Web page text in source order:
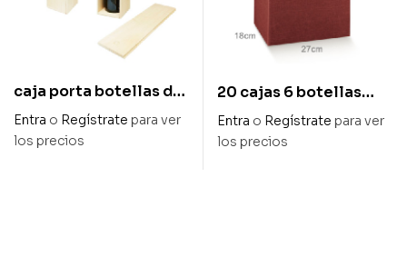
caja porta botellas de
madera con asa cordón
medidas 8,5 x 8,5 x
Entra o Regístrate para ver
los precios
20 cajas 6 botellas
colección burdeos
gofrado 27 x 18 x 34 cm
Entra o Regístrate para ver
los precios